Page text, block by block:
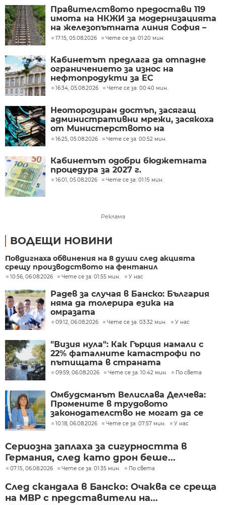
Правителството предостави 119
имота на НКЖИ за модернизацията
на железопътната линия София –
Пловдив
17:15, 05.08.2026 Чете се за: 01:20 мин.
Кабинетът предлага да отпадне
ограничението за износ на
нефтопродукти за ЕС
16:34, 05.08.2026 Чете се за: 00:40 мин.
Неоторозиран достъп, засягащ
административни мрежи, засякоха
от Министерството на
иновациите
16:25, 05.08.2026 Чете се за: 00:52 мин.
Кабинетът одобри бюджетната
процедура за 2027 г.
16:01, 05.08.2026 Чете се за: 01:15 мин.
Реклама
ВОДЕЩИ НОВИНИ
Повдигнаха обвинения на 8 души след акцията
срещу производството на фентанил
10:56, 06.08.2026 Чете се за: 01:55 мин. У нас
Радев за случая в Банско: България
няма да толерира езика на
омразата
09:12, 06.08.2026 Чете се за: 03:32 мин. У нас
"Визия нула": Как Гърция намали с
22% фаталните катастрофи по
пътищата в страната
09:59, 06.08.2026 Чете се за: 10:42 мин. По света
Омбудсманът Велислава Делчева:
Промените в трудовото
законодателство не могат да се
правят през бюджета
10:18, 06.08.2026 Чете се за: 07:57 мин. У нас
Сериозна заплаха за сигурността в
Германия, след като дрон беше...
07:15, 06.08.2026 Чете се за: 01:35 мин. По света
След скандала в Банско: Очаква се среща
на МВР с представители на...